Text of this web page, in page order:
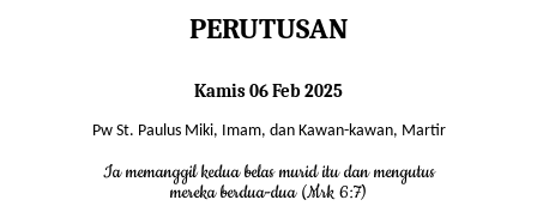
PERUTUSAN
Kamis 06 Feb 2025
Pw St. Paulus Miki, Imam, dan Kawan-kawan, Martir
Ia memanggil kedua belas murid itu dan mengutus
mereka berdua-dua (Mrk 6:7)